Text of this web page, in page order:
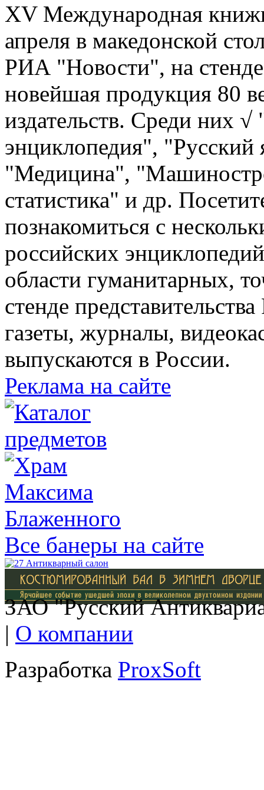
ХV Международная
апреля в македонской
РИА "Новости", на
новейшая продукция 80
издательств. Среди них
энциклопедия",
"Медицина",
статистика" и др.
познакомиться с
российских
области гуманитарных,
стенде
газеты, журналы,
выпускаются в России.
Реклама на сайте
Все банеры на сайте
ЗАО "Русский
| О компании
Разработка ProxSoft